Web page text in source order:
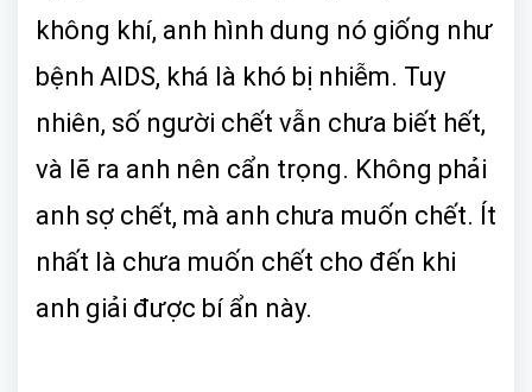
không khí, anh hình dung nó giống như
bệnh AIDS, khá là khó bị nhiễm. Tuy
nhiên, số người chết vẫn chưa biết hết,
và lẽ ra anh nên cẩn trọng. Không phải
anh sợ chết, mà anh chưa muốn chết. Ít
nhất là chưa muốn chết cho đến khi
anh giải được bí ẩn này.